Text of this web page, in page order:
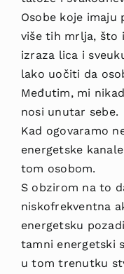
Osobe koje imaju
više tih mrlja, što
izraza lica i
lako uočiti da
Međutim, mi
nosi unutar sebe.
Kad ogovaramo
energetske
tom osobom.
S obzirom na to
niskofrekventna
energetsku
tamni energetski
u tom trenutku